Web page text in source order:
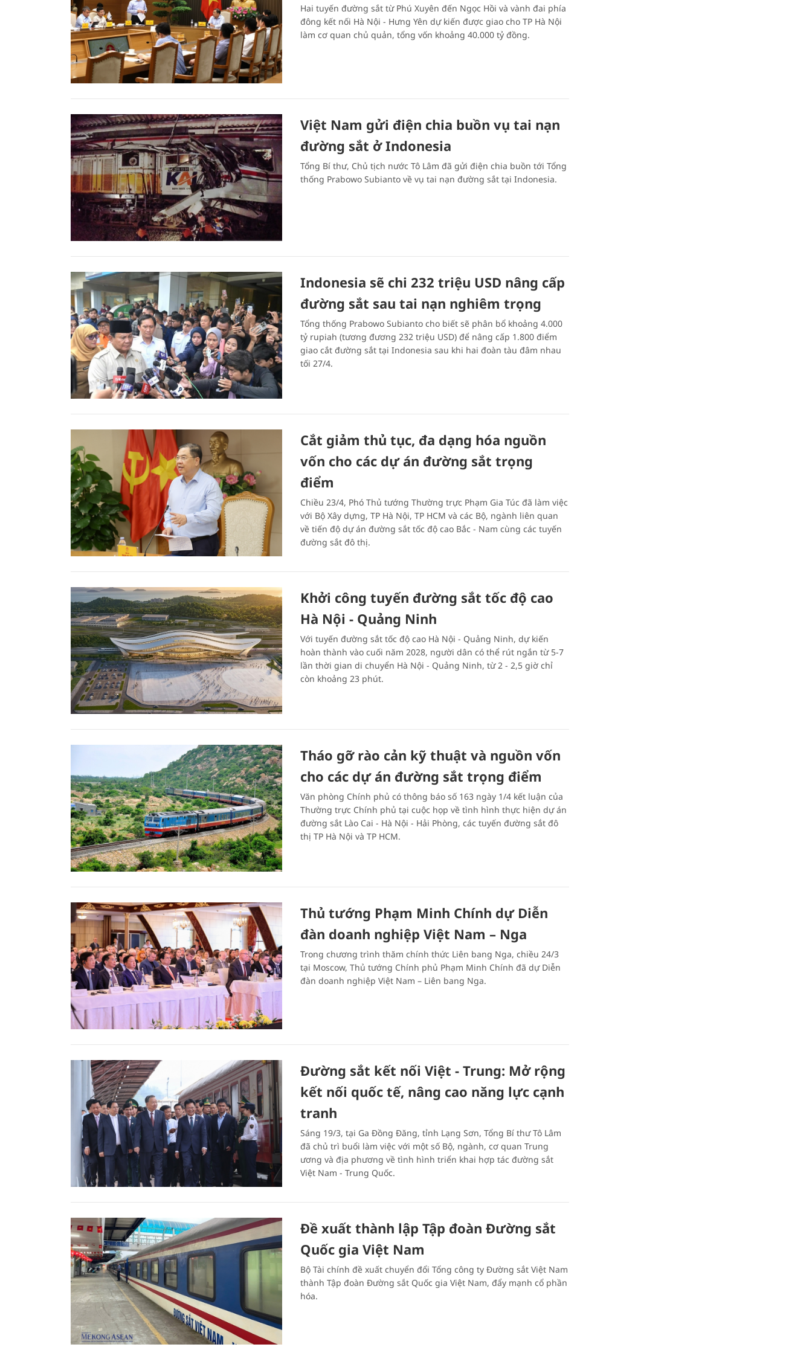
Hai tuyến đường sắt từ Phú Xuyên đến Ngọc Hồi và vành đai phía
đông kết nối Hà Nội - Hưng Yên dự kiến được giao cho TP Hà Nội
làm cơ quan chủ quản, tổng vốn khoảng 40.000 tỷ đồng.
Việt Nam gửi điện chia buồn vụ tai nạn
đường sắt ở Indonesia
Tổng Bí thư, Chủ tịch nước Tô Lâm đã gửi điện chia buồn tới Tổng
thống Prabowo Subianto về vụ tai nạn đường sắt tại Indonesia.
Indonesia sẽ chi 232 triệu USD nâng cấp
đường sắt sau tai nạn nghiêm trọng
Tổng thống Prabowo Subianto cho biết sẽ phân bổ khoảng 4.000
tỷ rupiah (tương đương 232 triệu USD) để nâng cấp 1.800 điểm
giao cắt đường sắt tại Indonesia sau khi hai đoàn tàu đâm nhau
tối 27/4.
Cắt giảm thủ tục, đa dạng hóa nguồn
vốn cho các dự án đường sắt trọng
điểm
Chiều 23/4, Phó Thủ tướng Thường trực Phạm Gia Túc đã làm việc
với Bộ Xây dựng, TP Hà Nội, TP HCM và các Bộ, ngành liên quan
về tiến độ dự án đường sắt tốc độ cao Bắc - Nam cùng các tuyến
đường sắt đô thị.
Khởi công tuyến đường sắt tốc độ cao
Hà Nội - Quảng Ninh
Với tuyến đường sắt tốc độ cao Hà Nội - Quảng Ninh, dự kiến
hoàn thành vào cuối năm 2028, người dân có thể rút ngắn từ 5-7
lần thời gian di chuyển Hà Nội - Quảng Ninh, từ 2 - 2,5 giờ chỉ
còn khoảng 23 phút.
Tháo gỡ rào cản kỹ thuật và nguồn vốn
cho các dự án đường sắt trọng điểm
Văn phòng Chính phủ có thông báo số 163 ngày 1/4 kết luận của
Thường trực Chính phủ tại cuộc họp về tình hình thực hiện dự án
đường sắt Lào Cai - Hà Nội - Hải Phòng, các tuyến đường sắt đô
thị TP Hà Nội và TP HCM.
Thủ tướng Phạm Minh Chính dự Diễn
đàn doanh nghiệp Việt Nam – Nga
Trong chương trình thăm chính thức Liên bang Nga, chiều 24/3
tại Moscow, Thủ tướng Chính phủ Phạm Minh Chính đã dự Diễn
đàn doanh nghiệp Việt Nam – Liên bang Nga.
Đường sắt kết nối Việt - Trung: Mở rộng
kết nối quốc tế, nâng cao năng lực cạnh
tranh
Sáng 19/3, tại Ga Đồng Đăng, tỉnh Lạng Sơn, Tổng Bí thư Tô Lâm
đã chủ trì buổi làm việc với một số Bộ, ngành, cơ quan Trung
ương và địa phương về tình hình triển khai hợp tác đường sắt
Việt Nam - Trung Quốc.
Đề xuất thành lập Tập đoàn Đường sắt
Quốc gia Việt Nam
Bộ Tài chính đề xuất chuyển đổi Tổng công ty Đường sắt Việt Nam
thành Tập đoàn Đường sắt Quốc gia Việt Nam, đẩy mạnh cổ phần
hóa.